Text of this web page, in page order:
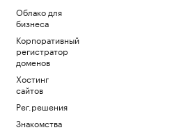
Облако для
бизнеса
Корпоративный
регистратор
доменов
Хостинг
сайтов
Рег.решения
Знакомства